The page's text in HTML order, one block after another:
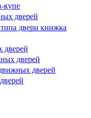
купе
дверей
двери книжка
дверей
дверей
дверей